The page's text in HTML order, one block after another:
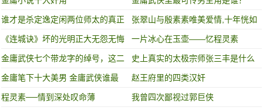
谁才是杀定逸定闲两位师太的真正
凶手？
张翠山与殷素素唯美爱情,十年恍如
梦,梦醒渡黄泉!
《连城诀》坏的光明正大无怨无悔
的人是谁？
一片冰心在玉壶——忆程灵素
金庸武侠七个带龙字的绰号，这二
人武功诡异，可称为“真龙”
史上真实的太极宗师张三丰是什么
样?
金庸笔下十大美男 金庸武侠谁最
帅？
赵王府里的四类汉奸
程灵素──情到深处叹命薄 我曾四次鄙视过郭巨侠